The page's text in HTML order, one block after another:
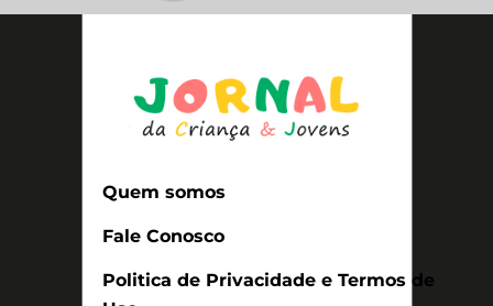
Quem somos
Fale Conosco
Politica de Privacidade e Termos de